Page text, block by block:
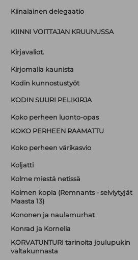
Kiinalainen delegaatio
KIINNI VOITTAJAN KRUUNUSSA
Kirjavaliot.
Kirjomalla kaunista
Kodin kunnostustyöt
KODIN SUURI PELIKIRJA
Koko perheen luonto-opas
KOKO PERHEEN RAAMATTU
Koko perheen värikasvio
Koljatti
Kolme miestä netissä
Kolmen kopla (Remnants - selviytyjät
Maasta 13)
Kononen ja naulamurhat
Konrad ja Kornelia
KORVATUNTURI tarinoita joulupukin
valtakunnasta